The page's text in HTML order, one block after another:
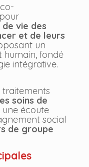
vie des
et de leurs
un
fondé
intégrative.
traitements
soins de
une écoute
social
de groupe